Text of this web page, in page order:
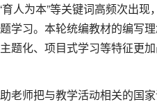
人为本”等关键词高频次出现
学习。本轮统编教材的编写
化、项目式学习等特征更加
老师把与教学活动相关的国